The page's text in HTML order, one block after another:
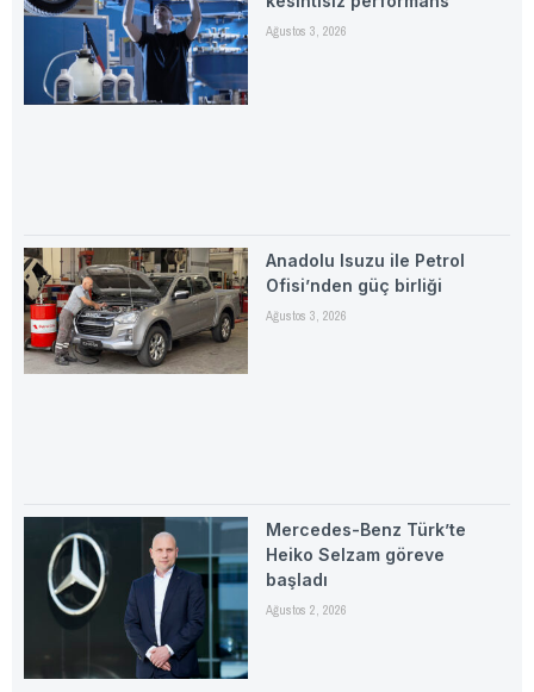
Ağustos 3, 2026
Anadolu Isuzu ile Petrol
Ofisi’nden güç birliği
Ağustos 3, 2026
Mercedes-Benz Türk’te
Heiko Selzam göreve
başladı
Ağustos 2, 2026